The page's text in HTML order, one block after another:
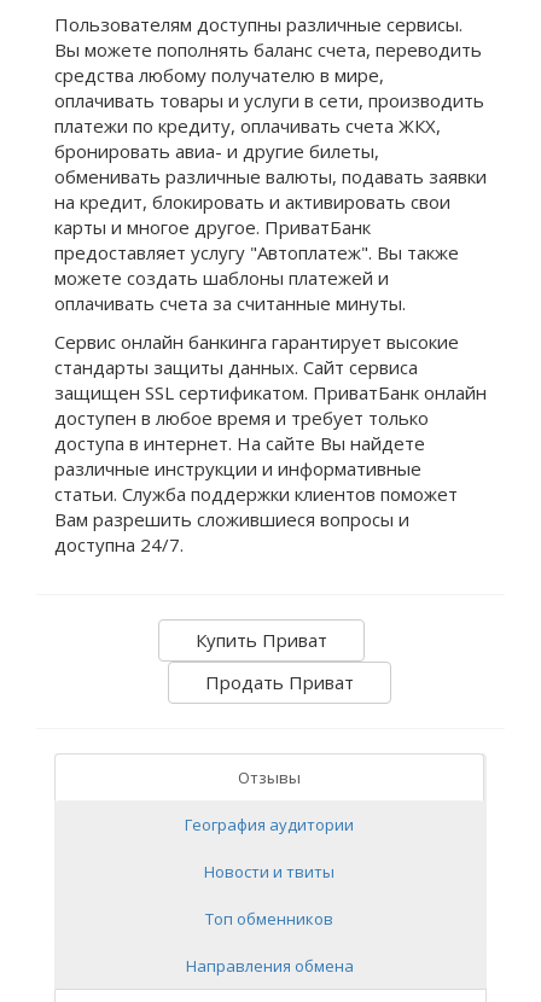
Пользователям доступны различные сервисы.
Вы можете пополнять баланс счета, переводить
средства любому получателю в мире,
оплачивать товары и услуги в сети, производить
платежи по кредиту, оплачивать счета ЖКХ,
бронировать авиа- и другие билеты,
обменивать различные валюты, подавать заявки
на кредит, блокировать и активировать свои
карты и многое другое. ПриватБанк
предоставляет услугу "Автоплатеж". Вы также
можете создать шаблоны платежей и
оплачивать счета за считанные минуты.
Сервис онлайн банкинга гарантирует высокие
стандарты защиты данных. Сайт сервиса
защищен SSL сертификатом. ПриватБанк онлайн
доступен в любое время и требует только
доступа в интернет. На сайте Вы найдете
различные инструкции и информативные
статьи. Служба поддержки клиентов поможет
Вам разрешить сложившиеся вопросы и
доступна 24/7.
Купить Приват
Продать Приват
Отзывы
География аудитории
Новости и твиты
Топ обменников
Направления обмена